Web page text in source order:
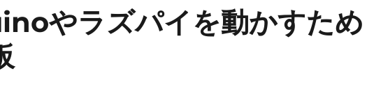
やラズパイを動かすため